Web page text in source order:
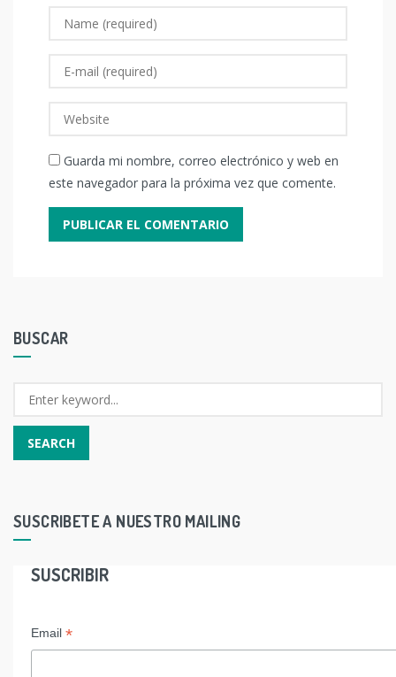
Guarda mi nombre, correo electrónico y web en
este navegador para la próxima vez que comente.
BUSCAR
SUSCRIBETE A NUESTRO MAILING
SUSCRIBIR
Email *